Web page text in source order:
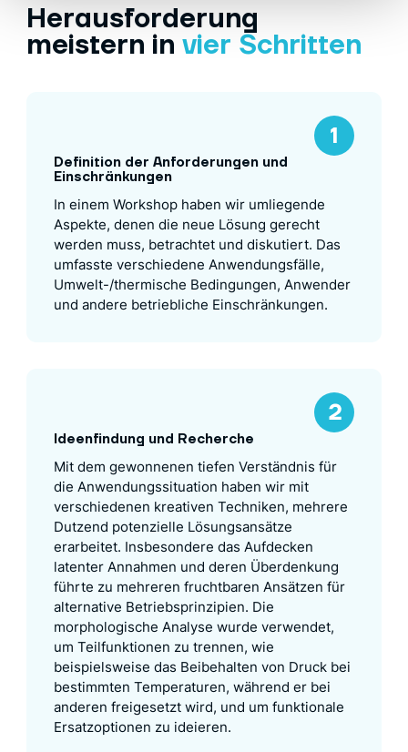
Herausforderung
meistern invier Schritten
Definition der Anforderungen und
Einschränkungen
In einem Workshop haben wir umliegende
Aspekte, denen die neue Lösung gerecht
werden muss, betrachtet und diskutiert. Das
umfasste verschiedene Anwendungsfälle,
Umwelt-/thermische Bedingungen, Anwender
und andere betriebliche Einschränkungen.
Ideenfindung und Recherche
Mit dem gewonnenen tiefen Verständnis für
die Anwendungssituation haben wir mit
verschiedenen kreativen Techniken, mehrere
Dutzend potenzielle Lösungsansätze
erarbeitet. Insbesondere das Aufdecken
latenter Annahmen und deren Überdenkung
führte zu mehreren fruchtbaren Ansätzen für
alternative Betriebsprinzipien. Die
morphologische Analyse wurde verwendet,
um Teilfunktionen zu trennen, wie
beispielsweise das Beibehalten von Druck bei
bestimmten Temperaturen, während er bei
anderen freigesetzt wird, und um funktionale
Ersatzoptionen zu ideieren.